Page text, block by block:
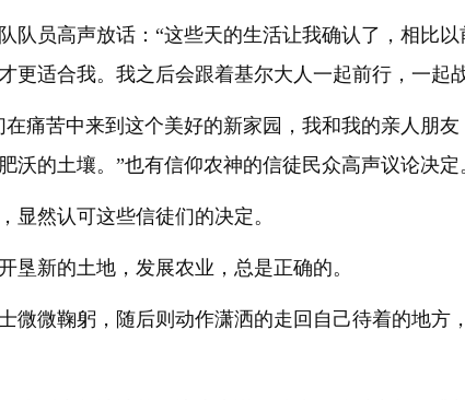
队员高声放话：“这些天的生活让我确认了，相比
更适合我。我之后会跟着基尔大人一起前行，一起
痛苦中来到这个美好的新家园，我和我的亲人朋
沃的土壤。”也有信仰农神的信徒民众高声议论决定
显然认可这些信徒们的决定。
垦新的土地，发展农业，总是正确的。
微微鞠躬，随后则动作潇洒的走回自己待着的地方